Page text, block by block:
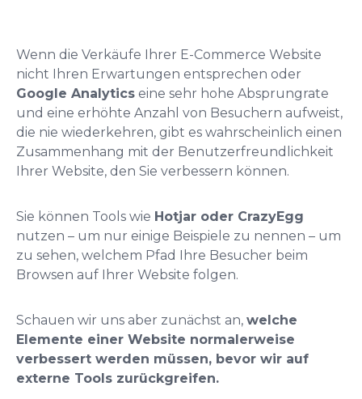
Wenn die Verkäufe Ihrer E-Commerce Website
nicht Ihren Erwartungen entsprechen oder
Google Analytics eine sehr hohe Absprungrate
und eine erhöhte Anzahl von Besuchern aufweist,
die nie wiederkehren, gibt es wahrscheinlich einen
Zusammenhang mit der Benutzerfreundlichkeit
Ihrer Website, den Sie verbessern können.
Sie können Tools wie Hotjar oder CrazyEgg
nutzen – um nur einige Beispiele zu nennen – um
zu sehen, welchem Pfad Ihre Besucher beim
Browsen auf Ihrer Website folgen.
Schauen wir uns aber zunächst an, welche
Elemente einer Website normalerweise
verbessert werden müssen, bevor wir auf
externe Tools zurückgreifen.